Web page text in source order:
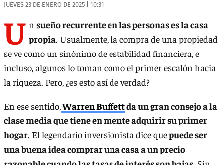
JUEVES 23 DE ENERO DE 2025 | 10:31
U n sueño recurrente en las personas es la casa
propia. Usualmente, la compra de una propiedad
se ve como un sinónimo de estabilidad financiera, e
incluso, algunos lo toman como el primer escalón hacia
la riqueza. Pero, ¿es esto así de verdad?
En ese sentido,Warren Buffettda un gran consejo a la
clase media que tiene en mente adquirir su primer
hogar. El legendario inversionista dice quepuede ser
una buena idea comprar una casa a un precio